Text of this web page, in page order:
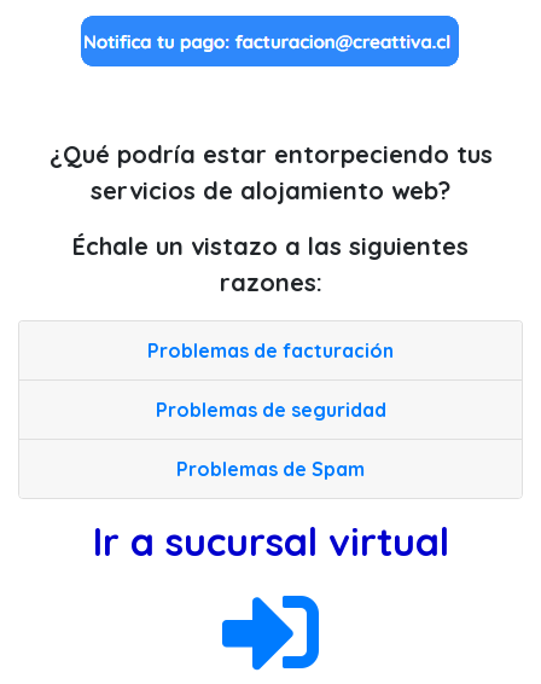
¿Qué podría estar entorpeciendo tus
servicios de alojamiento web?
Échale un vistazo a las siguientes
razones:
Problemas de facturación
Problemas de seguridad
Problemas de Spam
Ir a sucursal virtual